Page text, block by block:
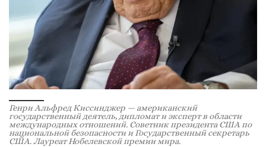
Генри Альфред Киссинджер — американский
государственный деятель, дипломат и эксперт в области
международных отношений. Советник президента США по
национальной безопасности и Государственный секретарь
США. Лауреат Нобелевской премии мира.